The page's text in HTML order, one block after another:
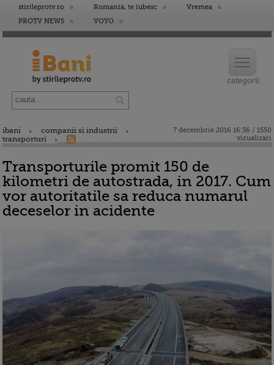
stirileprotv.ro Romania, te iubesc
Vremea
PROTV NEWS
VOYO
ibani
companii si industrii
transporturi
7 decembrie 2016 16:36 / 1550
vizualizari
Transporturile promit 150 de
kilometri de autostrada, in 2017. Cum
vor autoritatile sa reduca numarul
deceselor in acidente